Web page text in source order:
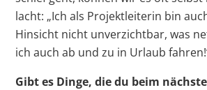
lacht: „Ich als Projektleiterin bin
Hinsicht nicht unverzichtbar, was
ich auch ab und zu in Urlaub
Gibt es Dinge, die du beim